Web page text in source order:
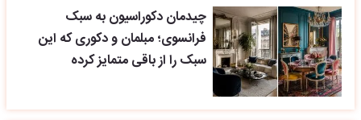
چیدمان دکوراسیون به سبک
فرانسوی؛ مبلمان و دکوری که این
سبک را از باقی متمایز کرده